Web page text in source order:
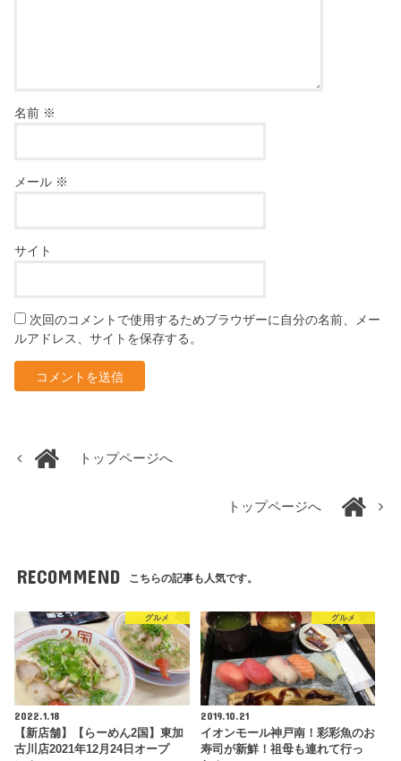
名前 ※
メール ※
サイト
次回のコメントで使用するためブラウザーに自分の名前、メー
ルアドレス、サイトを保存する。
トップページへ
トップページへ
RECOMMEND こちらの記事も人気です。
グルメ
2022.1.18
【新店舗】【らーめん2国】東加
古川店2021年12月24日オープ
グルメ
2019.10.21
イオンモール神戸南！彩彩魚のお
寿司が新鮮！祖母も連れて行っ